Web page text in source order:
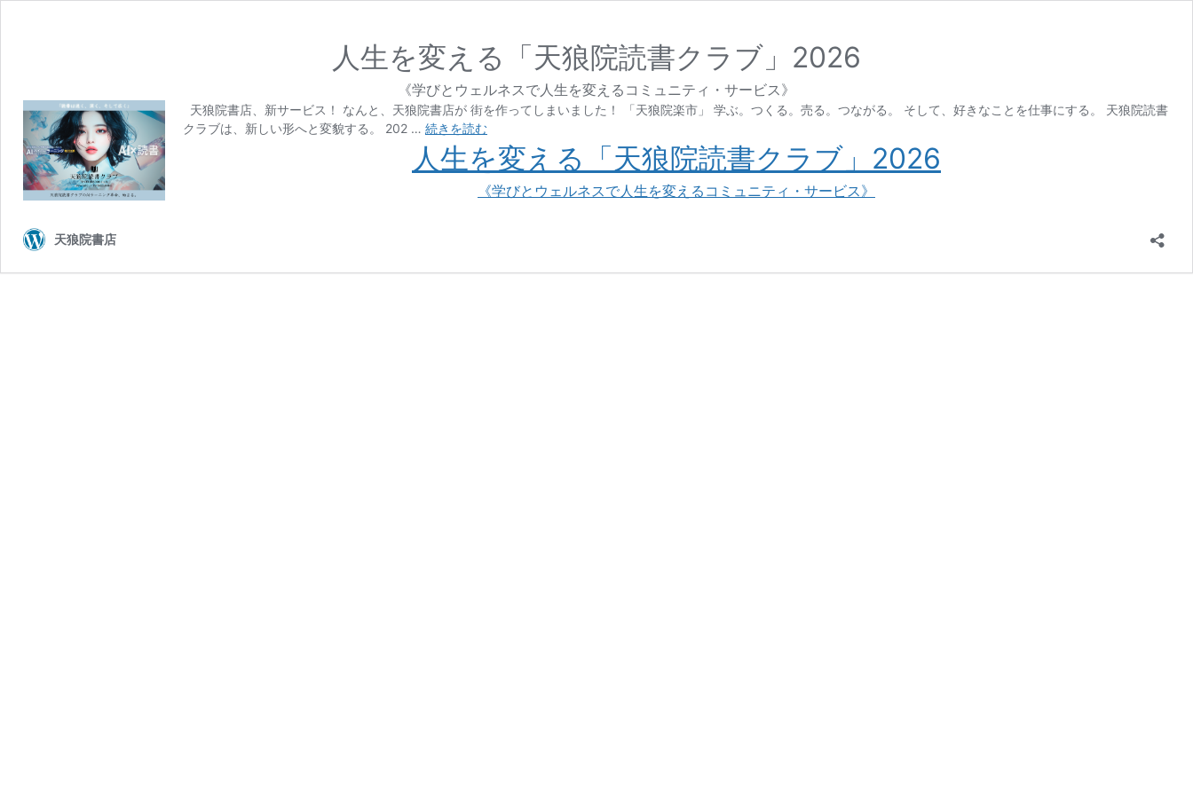
人生を変える「天狼院読書クラブ」2026
《学びとウェルネスで人生を変えるコミュニティ・サービス》
天狼院書店、新サービス！ なんと、天狼院書店が 街を作ってしまいました！ 「天狼院楽市」 学ぶ。つくる。売る。つながる。 そして、好きなことを仕事にする。 天狼院読書
クラブは、新しい形へと変貌する。 202 … 続きを読む
人生を変える「天狼院読書クラブ」2026
《学びとウェルネスで人生を変えるコミュニティ・サービス》
天狼院書店